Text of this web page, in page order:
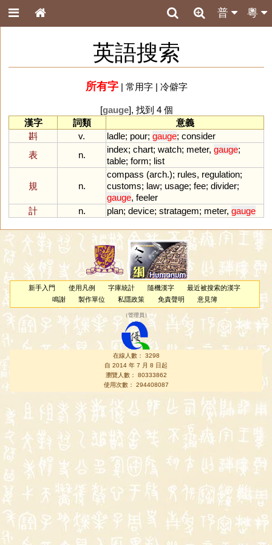
粵
普
英語搜索
所有字| 常用字| 冷僻字
[gauge], 找到 4 個
漢字
詞類
意義
斟
v. ladle; pour; gauge; consider
表
n.
index; chart; watch; meter, gauge;
table; form; list
規 n.
compass (arch.); rules, regulation;
customs; law; usage; fee; divider;
gauge, feeler
計
n. plan; device; stratagem; meter, gauge
新手入門 使用凡例 字庫統計 隨機漢字
最近被搜索的漢字
鳴謝
製作單位 私隱政策 免責聲明 意見簿
（管理員 ）
在線人數： 3298
自 2014 年 7 月 8 日起
瀏覽人數： 80333862
使用次數： 294408087